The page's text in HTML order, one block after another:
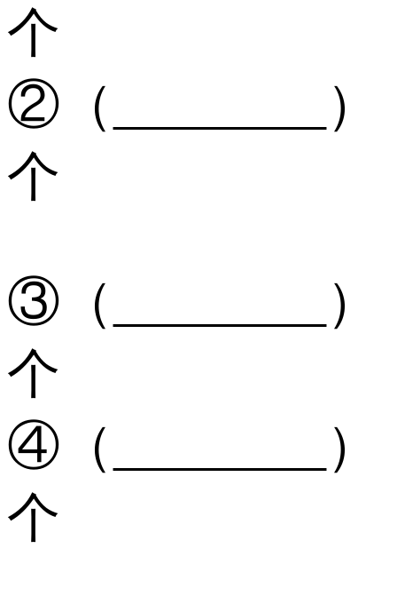
个
②（________）
个
③（________）
个
④（________）
个